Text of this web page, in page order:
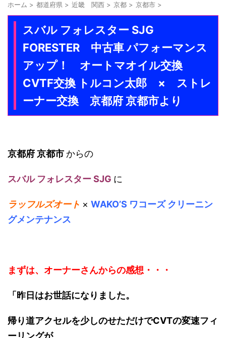
ホーム > 都道府県 > 近畿 関西 > 京都 > 京都市 >
スバル フォレスター SJG
FORESTER 中古車 パフォーマンス
アップ！ オートマオイル交換
CVTF交換 トルコン太郎 × ストレ
ーナー交換 京都府 京都市より
京都府 京都市からの
スバル フォレスター SJG に
ラッフルズオート × WAKO’S ワコーズ クリーニン
グメンテナンス
まずは、オーナーさんからの感想・・・
「昨日はお世話になりました。
帰り道アクセルを少しのせただけでCVTの変速フィ
ーリングが